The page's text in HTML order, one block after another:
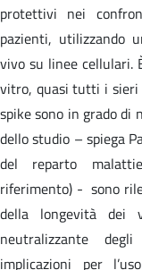
protettivi nei
pazienti, utilizzando
vivo su linee cellulari.
vitro, quasi tutti i sieri
spike sono in grado di
dello studio – spiega
del reparto
riferimento) - sono
della longevità dei
neutralizzante
implicazioni per